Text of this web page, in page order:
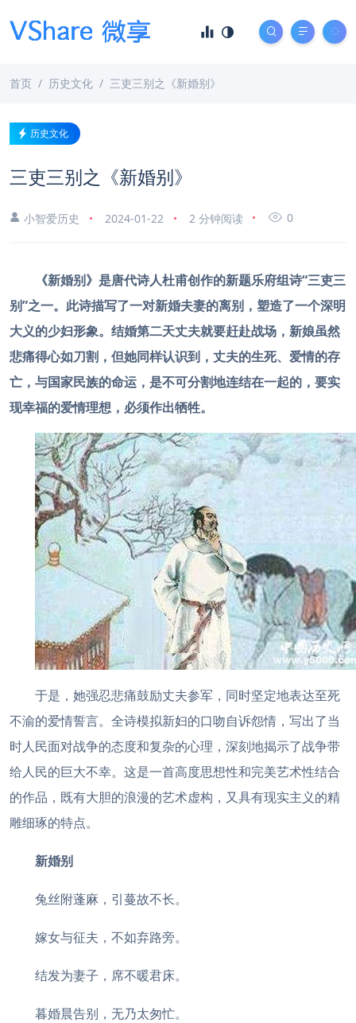
首页 历史文化 三吏三别之《新婚别》
历史文化
三吏三别之《新婚别》
小智爱历史 2024-01-22 2 分钟阅读 0
《新婚别》是唐代诗人杜甫创作的新题乐府组诗“三吏三
别”之一。此诗描写了一对新婚夫妻的离别，塑造了一个深明
大义的少妇形象。结婚第二天丈夫就要赶赴战场，新娘虽然
悲痛得心如刀割，但她同样认识到，丈夫的生死、爱情的存
亡，与国家民族的命运，是不可分割地连结在一起的，要实
现幸福的爱情理想，必须作出牺牲。
于是，她强忍悲痛鼓励丈夫参军，同时坚定地表达至死
不渝的爱情誓言。全诗模拟新妇的口吻自诉怨情，写出了当
时人民面对战争的态度和复杂的心理，深刻地揭示了战争带
给人民的巨大不幸。这是一首高度思想性和完美艺术性结合
的作品，既有大胆的浪漫的艺术虚构，又具有现实主义的精
雕细琢的特点。
新婚别
兔丝附蓬麻，引蔓故不长。
嫁女与征夫，不如弃路旁。
结发为妻子，席不暖君床。
暮婚晨告别，无乃太匆忙。